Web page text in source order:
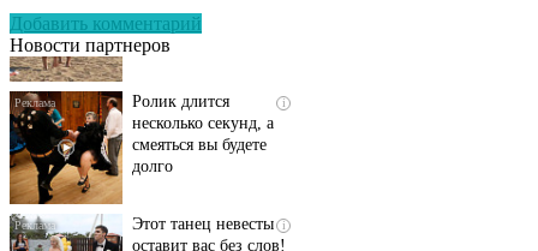
Добавить комментарий
Новости партнеров
их не видят...
смеяться вы будете
долго
Пересмотрела 10 раз